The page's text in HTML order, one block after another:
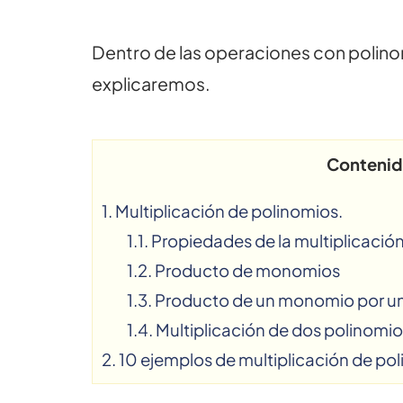
Dentro de las operaciones con
explicaremos.
1. Multiplicación de polinomios.
1.1. Propiedades de la
1.2. Producto de monomios
1.3. Producto de un monomio por
1.4. Multiplicación de dos
2.10 ejemplos de multiplicación de